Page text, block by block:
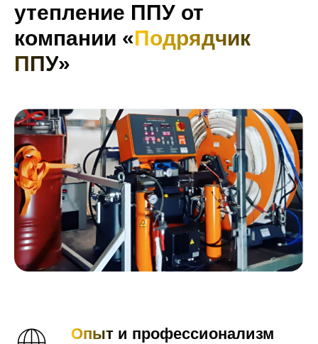
утепление ППУ от
компании «Подрядчик
ППУ»
Опыт и профессионализм